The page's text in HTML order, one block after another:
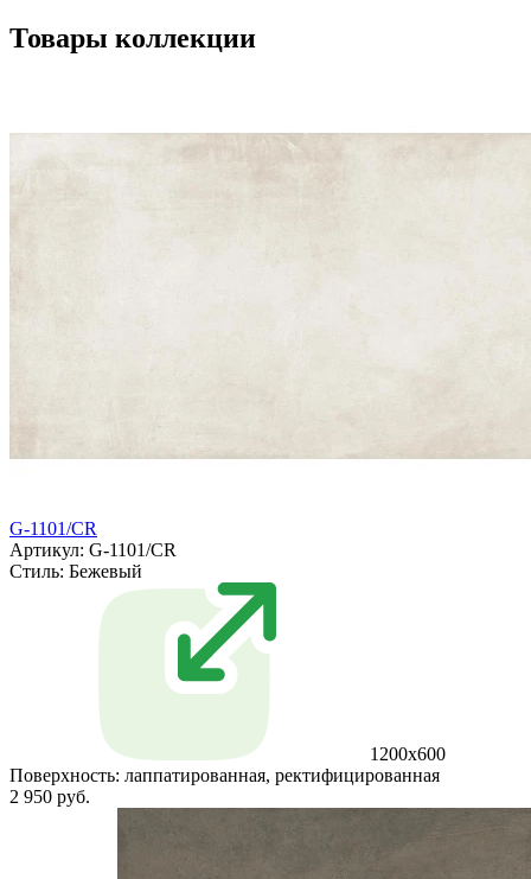
Товары коллекции
G-1101/CR
Артикул: G-1101/CR
Стиль: Бежевый
1200x600
Поверхность: лаппатированная, ректифицированная
2 950 руб.